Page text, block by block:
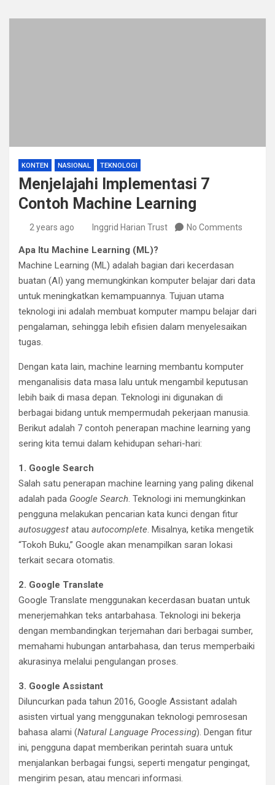
KONTEN NASIONAL TEKNOLOGI
Menjelajahi Implementasi 7
Contoh Machine Learning
2 years ago Inggrid Harian Trust No Comments
Apa Itu Machine Learning (ML)?
Machine Learning (ML) adalah bagian dari kecerdasan
buatan (AI) yang memungkinkan komputer belajar dari data
untuk meningkatkan kemampuannya. Tujuan utama
teknologi ini adalah membuat komputer mampu belajar dari
pengalaman, sehingga lebih efisien dalam menyelesaikan
tugas.
Dengan kata lain, machine learning membantu komputer
menganalisis data masa lalu untuk mengambil keputusan
lebih baik di masa depan. Teknologi ini digunakan di
berbagai bidang untuk mempermudah pekerjaan manusia.
Berikut adalah 7 contoh penerapan machine learning yang
sering kita temui dalam kehidupan sehari-hari:
1. Google Search
Salah satu penerapan machine learning yang paling dikenal
adalah pada Google Search. Teknologi ini memungkinkan
pengguna melakukan pencarian kata kunci dengan fitur
autosuggest atau autocomplete. Misalnya, ketika mengetik
“Tokoh Buku,” Google akan menampilkan saran lokasi
terkait secara otomatis.
2. Google Translate
Google Translate menggunakan kecerdasan buatan untuk
menerjemahkan teks antarbahasa. Teknologi ini bekerja
dengan membandingkan terjemahan dari berbagai sumber,
memahami hubungan antarbahasa, dan terus memperbaiki
akurasinya melalui pengulangan proses.
3. Google Assistant
Diluncurkan pada tahun 2016, Google Assistant adalah
asisten virtual yang menggunakan teknologi pemrosesan
bahasa alami (Natural Language Processing). Dengan fitur
ini, pengguna dapat memberikan perintah suara untuk
menjalankan berbagai fungsi, seperti mengatur pengingat,
mengirim pesan, atau mencari informasi.